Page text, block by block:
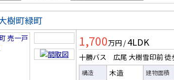
樹町緑町
1,700万円 / 4LDK
十勝バス 広尾 大樹雪印前徒
構造 木造 建物面積